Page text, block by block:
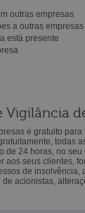
outras empresas
a outras empresas
está presente
Vigilância
é gratuito
todas
de 24 horas, no
aos seus clientes,
de insolvência,
acionistas,